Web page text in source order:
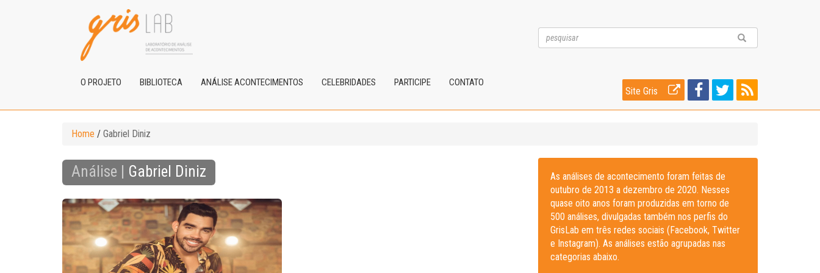
O PROJETO BIBLIOTECA ANÁLISE ACONTECIMENTOS CELEBRIDADES PARTICIPE CONTATO
Site Gris
Home / Gabriel Diniz
Análise | Gabriel Diniz
As análises de acontecimento foram feitas de
outubro de 2013 a dezembro de 2020. Nesses
quase oito anos foram produzidas em torno de
500 análises, divulgadas também nos perfis do
GrisLab em três redes sociais (Facebook, Twitter
e Instagram). As análises estão agrupadas nas
categorias abaixo.